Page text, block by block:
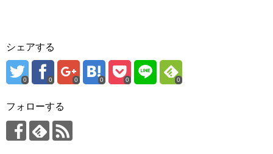
シェアする
0 0 0 0 0 0
フォローする